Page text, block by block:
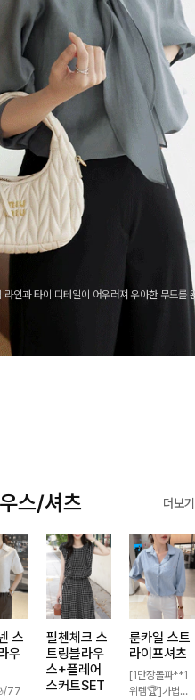
라인과 타이 디테일이 어우러져 우아한 무드를
며 데일리룩부터 출근룩, 하객룩까지 세련된
스/셔츠 더보기
스
우
77
필첸체크 스
트링블라우
스+플레어
스커트SET
룬카일 스트
라이프셔츠
[1만장돌파**1
위템🏆]가볍게